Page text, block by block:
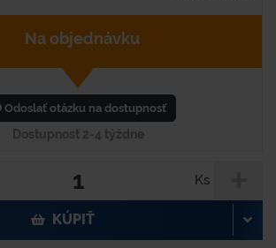
Na objednávku
Odoslať otázku na dostupnosť
Dostupnosť 2-4 týždne
Ks
KÚPIŤ